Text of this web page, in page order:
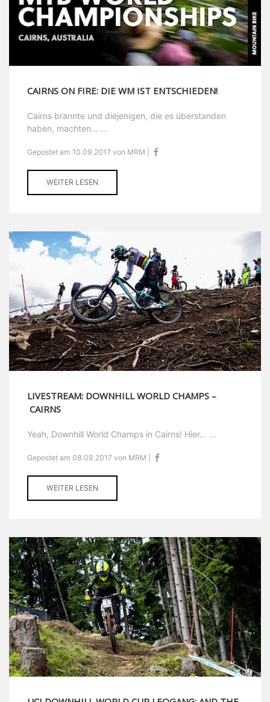
CAIRNS ON FIRE: DIE WM IST ENTSCHIEDEN!
Cairns brannte und diejenigen, die es überstanden
haben, machten... ...
Gepostet am 10.09.2017 von MRM |
WEITER LESEN
LIVESTREAM: DOWNHILL WORLD CHAMPS –
CAIRNS
Yeah, Downhill World Champs in Cairns! Hier... ...
Gepostet am 08.09.2017 von MRM |
WEITER LESEN